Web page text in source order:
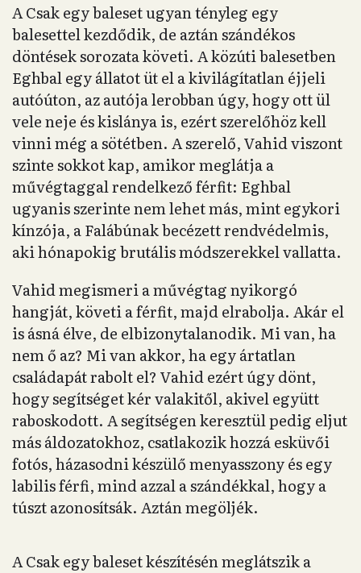
A Csak egy baleset ugyan tényleg egy
balesettel kezdődik, de aztán szándékos
döntések sorozata követi. A közúti balesetben
Eghbal egy állatot üt el a kivilágítatlan éjjeli
autóúton, az autója lerobban úgy, hogy ott ül
vele neje és kislánya is, ezért szerelőhöz kell
vinni még a sötétben. A szerelő, Vahid viszont
szinte sokkot kap, amikor meglátja a
művégtaggal rendelkező férfit: Eghbal
ugyanis szerinte nem lehet más, mint egykori
kínzója, a Falábúnak becézett rendvédelmis,
aki hónapokig brutális módszerekkel vallatta.
Vahid megismeri a művégtag nyikorgó
hangját, követi a férfit, majd elrabolja. Akár el
is ásná élve, de elbizonytalanodik. Mi van, ha
nem ő az? Mi van akkor, ha egy ártatlan
családapát rabolt el? Vahid ezért úgy dönt,
hogy segítséget kér valakitől, akivel együtt
raboskodott. A segítségen keresztül pedig eljut
más áldozatokhoz, csatlakozik hozzá esküvői
fotós, házasodni készülő menyasszony és egy
labilis férfi, mind azzal a szándékkal, hogy a
túszt azonosítsák. Aztán megöljék.
A Csak egy baleset készítésén meglátszik a